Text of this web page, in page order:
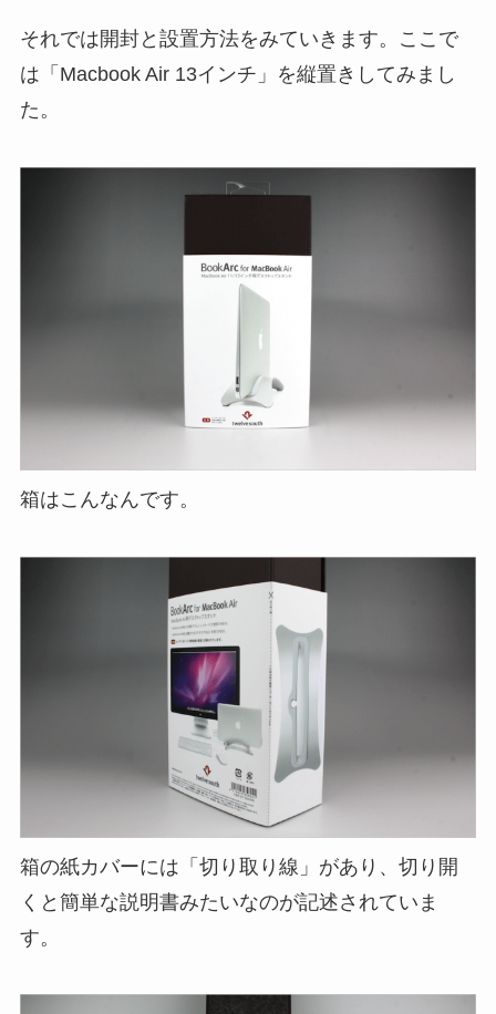
それでは開封と設置方法をみていきます。ここで
は「Macbook Air 13インチ」を縦置きしてみまし
た。
箱はこんなんです。
箱の紙カバーには「切り取り線」があり、切り開
くと簡単な説明書みたいなのが記述されていま
す。